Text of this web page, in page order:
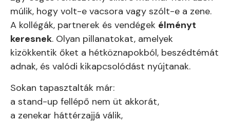
múlik, hogy volt-e vacsora vagy szólt-e a zene.
A kollégák, partnerek és vendégek élményt
keresnek. Olyan pillanatokat, amelyek
kizökkentik őket a hétköznapokból, beszédtémát
adnak, és valódi kikapcsolódást nyújtanak.
Sokan tapasztalták már:
a stand-up fellépő nem üt akkorát,
a zenekar háttérzajjá válik,